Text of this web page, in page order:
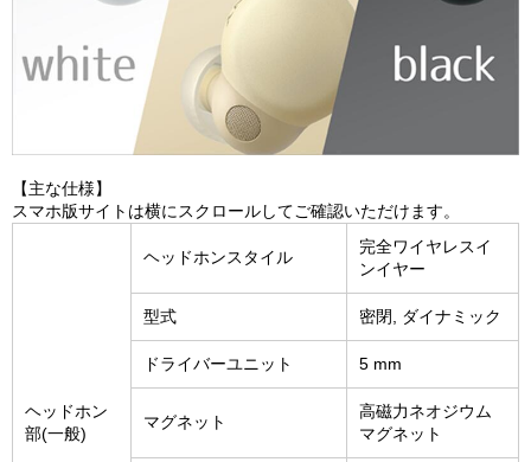
【主な仕様】
スマホ版サイトは横にスクロールしてご確認いただけます。
ヘッドホン
部(一般)
ヘッドホンスタイル
完全ワイヤレスイ
ンイヤー
型式 密閉, ダイナミック
ドライバーユニット 5 mm
マグネット
高磁力ネオジウム
マグネット